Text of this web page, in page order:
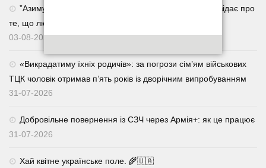
⁨”Азимут”, головний сержант роти 47-ї ОМБр. Розповідає про
те, що люди все активніше повертаються із СЗЧ.
03-08-2026
«Викрадатиму їхніх родичів»: за погрози сім’ям військових
ТЦК чоловік отримав п’ять років із дворічним випробуванням
31-07-2026
Добровільне повернення із СЗЧ через Армія+: як це працює
31-07-2026
Хай квітне українське поле. 🌾🇺🇦